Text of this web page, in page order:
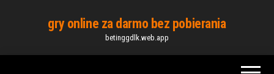
content
gry online za darmo bez pobierania
betinggdlk.web.app